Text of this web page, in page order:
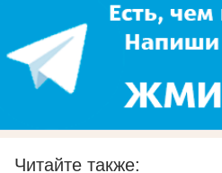
Читайте также: